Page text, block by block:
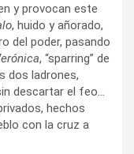
y provocan este
, huido y añorado,
del poder, pasando
, “sparring” de
dos ladrones,
descartar el feo…
hechos
con la cruz a